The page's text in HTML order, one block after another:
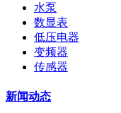
水泵
数显表
低压电器
变频器
传感器
新闻动态